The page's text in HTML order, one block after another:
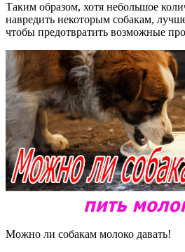
Таким образом, хотя небольшое
навредить некоторым собакам,
чтобы предотвратить возможные
Можно ли собакам молоко давать!